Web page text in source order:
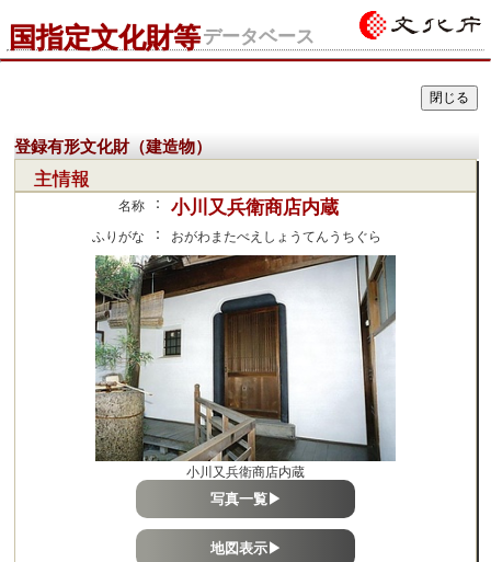
国指定文化財等データベース
登録有形文化財（建造物）
主情報
名称 ： 小川又兵衛商店内蔵
ふりがな ： おがわまたべえしょうてんうちぐら
小川又兵衛商店内蔵
写真一覧▶
地図表示▶